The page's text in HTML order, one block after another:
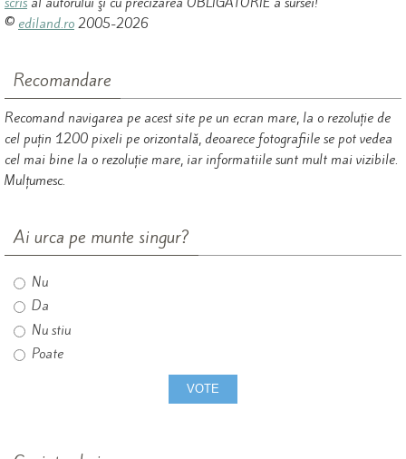
© ediland.ro 2005-2026
Recomandare
Recomand navigarea pe acest site pe un ecran mare, la o rezoluție de
cel puțin 1200 pixeli pe orizontală, deoarece fotografiile se pot vedea
cel mai bine la o rezoluție mare, iar informatiile sunt mult mai vizibile.
Mulțumesc.
Ai urca pe munte singur?
Nu
Da
Nu stiu
Poate